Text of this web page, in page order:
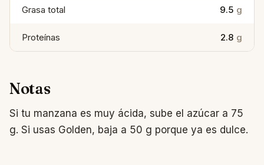
Grasa total 9.5 g
Proteínas 2.8 g
Notas
Si tu manzana es muy ácida, sube el azúcar a 75
g. Si usas Golden, baja a 50 g porque ya es dulce.